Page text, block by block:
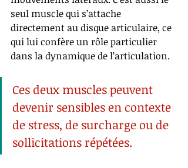
seul muscle qui s’attache
directement au disque articulaire, ce
qui lui confère un rôle particulier
dans la dynamique de l’articulation.
Ces deux muscles peuvent
devenir sensibles en contexte
de stress, de surcharge ou de
sollicitations répétées.